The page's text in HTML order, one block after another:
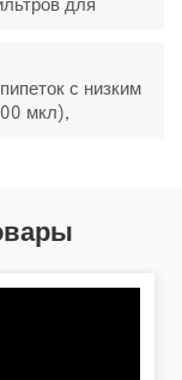
для
с низким
мкл),